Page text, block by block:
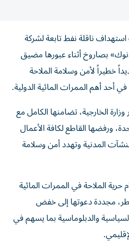
ناقلة نفط تابعة لشركة
بصاروخ أثناء عبورها مضيق
خطيراً لأمن وسلامة الملاحة
في أحد أهم الممرات المائية الدولية.
الخارجية، تضامنها الكامل مع
ورفضها القاطع لكافة الأعمال
المدنية وتهدد أمن وسلامة
الملاحة في الممرات المائية
مجددة دعوتها إلى خفض
والدبلوماسية بما يسهم في